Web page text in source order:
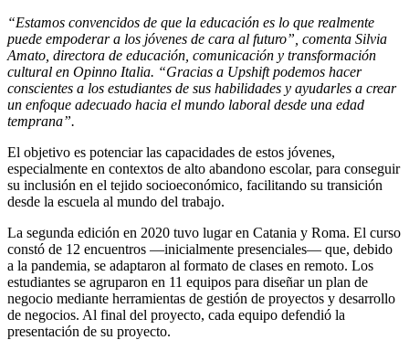
“Estamos convencidos de que la educación es lo que realmente
puede empoderar a los jóvenes de cara al futuro”, comenta Silvia
Amato, directora de educación, comunicación y transformación
cultural en Opinno Italia. “Gracias a Upshift podemos hacer
conscientes a los estudiantes de sus habilidades y ayudarles a crear
un enfoque adecuado hacia el mundo laboral desde una edad
temprana”.
El objetivo es potenciar las capacidades de estos jóvenes,
especialmente en contextos de alto abandono escolar, para conseguir
su inclusión en el tejido socioeconómico, facilitando su transición
desde la escuela al mundo del trabajo.
La segunda edición en 2020 tuvo lugar en Catania y Roma. El curso
constó de 12 encuentros —inicialmente presenciales— que, debido
a la pandemia, se adaptaron al formato de clases en remoto. Los
estudiantes se agruparon en 11 equipos para diseñar un plan de
negocio mediante herramientas de gestión de proyectos y desarrollo
de negocios. Al final del proyecto, cada equipo defendió la
presentación de su proyecto.